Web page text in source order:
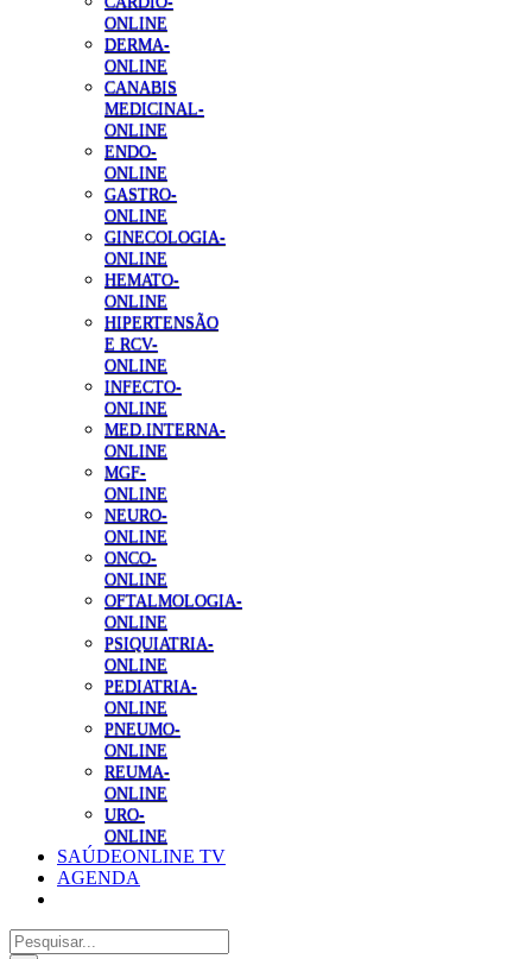
ONLINE
DERMA-
ONLINE
CANABIS
MEDICINAL-
ONLINE
ENDO-
ONLINE
GASTRO-
ONLINE
GINECOLOGIA-
ONLINE
HEMATO-
ONLINE
HIPERTENSÃO
E RCV-
ONLINE
INFECTO-
ONLINE
MED.INTERNA-
ONLINE
MGF-
ONLINE
NEURO-
ONLINE
ONCO-
ONLINE
OFTALMOLOGIA-
ONLINE
PSIQUIATRIA-
ONLINE
PEDIATRIA-
ONLINE
PNEUMO-
ONLINE
REUMA-
ONLINE
URO-
ONLINE
SAÚDEONLINE TV
AGENDA
Pesquisar